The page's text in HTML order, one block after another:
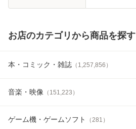
お店のカテゴリから商品を探す
本・コミック・雑誌 （ 1,257,856 ）
音楽・映像 （ 151,223 ）
ゲーム機・ゲームソフト （281 ）